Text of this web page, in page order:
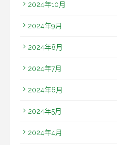
2024年10月
2024年9月
2024年8月
2024年7月
2024年6月
2024年5月
2024年4月